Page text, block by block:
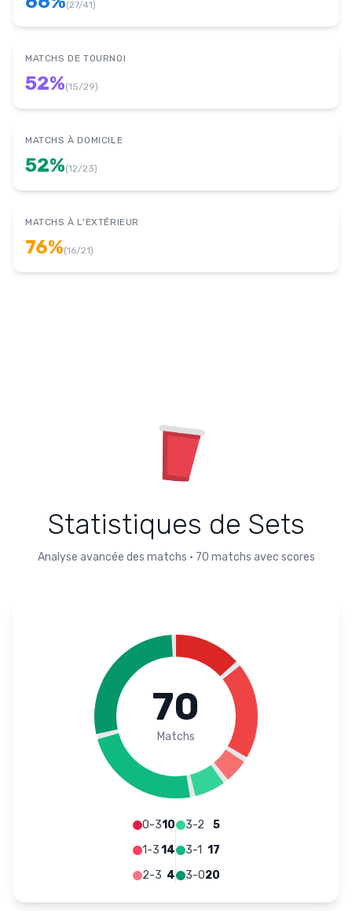
(27/41)
MATCHS DE TOURNOI
52%(15/29)
MATCHS À DOMICILE
52%(12/23)
MATCHS À L'EXTÉRIEUR
76%(16/21)
Statistiques de Sets
Analyse avancée des matchs • 70 matchs avec scores
70
Matchs
0-310
1-314
2-3 4
3-2
5
3-1 17
3-020